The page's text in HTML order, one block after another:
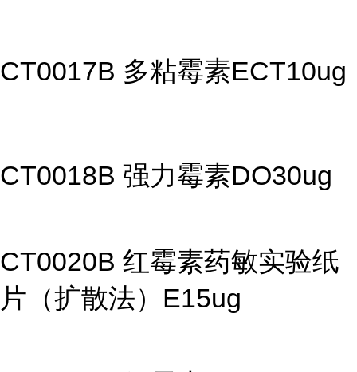
CT0017B 多粘霉素ECT10ug
CT0018B 强力霉素DO30ug
CT0020B 红霉素药敏实验纸
片（扩散法）E15ug